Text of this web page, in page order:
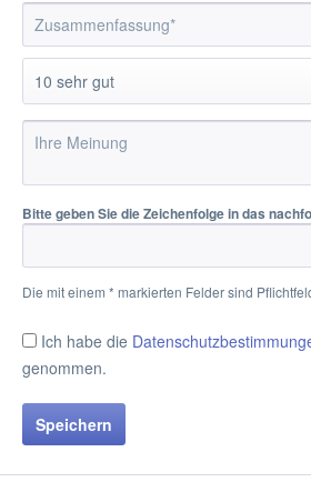
Bitte geben Sie die Zeichenfolge in das
Die mit einem * markierten Felder sind
Ich habe die
genommen.
Speichern